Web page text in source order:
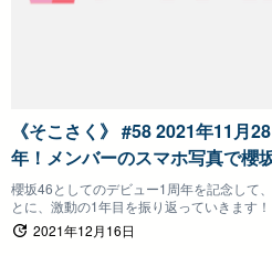
《そこさく》 #58 2021年11月
年！メンバーのスマホ写真で櫻
（前半）】そこ曲がったら、櫻
櫻坂46としてのデビュー1周年を記念して
とに、激動の1年目を振り返っていきます！
2021年12月16日